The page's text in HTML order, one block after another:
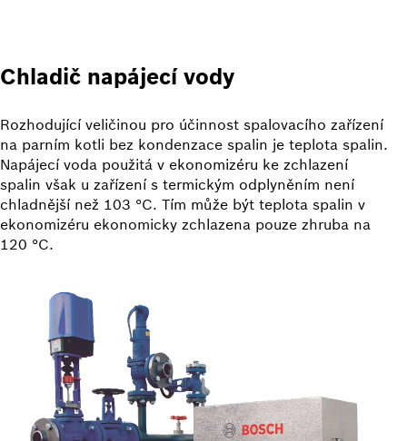
Chladič napájecí vody
Rozhodující veličinou pro účinnost spalovacího zařízení
na parním kotli bez kondenzace spalin je teplota spalin.
Napájecí voda použitá v ekonomizéru ke zchlazení
spalin však u zařízení s termickým odplyněním není
chladnější než 103 °C. Tím může být teplota spalin v
ekonomizéru ekonomicky zchlazena pouze zhruba na
120 °C.